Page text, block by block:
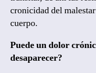
cronicidad del
cuerpo.
Puede un dolor
desaparecer?